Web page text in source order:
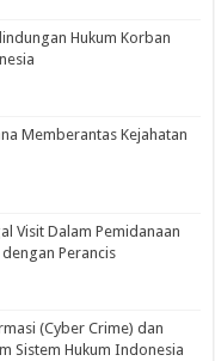
Hukum Korban
Memberantas Kejahatan
Visit Dalam Pemidanaan
Perancis
(Cyber Crime) dan
Sistem Hukum Indonesia